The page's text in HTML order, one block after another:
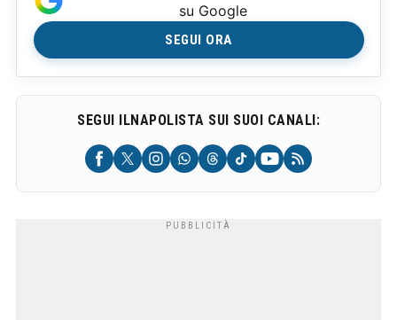
su Google
SEGUI ORA
SEGUI ILNAPOLISTA SUI SUOI CANALI: